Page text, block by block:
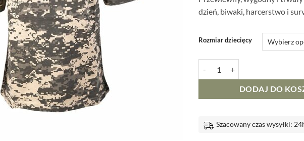
dzień, biwaki, harcerstwo i
Rozmiar dziecięcy
DODAJ DO
Szacowany czas wysyłki: